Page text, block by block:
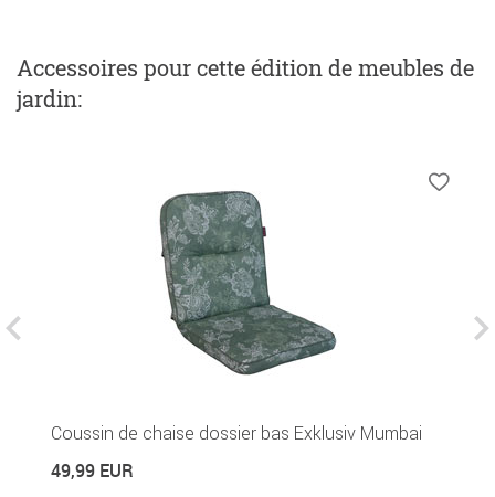
Accessoires pour cette édition de meubles de
jardin:
Coussin de chaise dossier bas Exklusiv Mumbai
49,99 EUR